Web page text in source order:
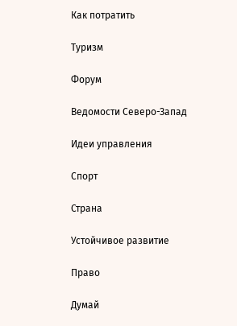
Как потратить
Туризм
Форум
Ведомости Северо-Запад
Идеи управления
Спорт
Страна
Устойчивое развитие
Право
Думай